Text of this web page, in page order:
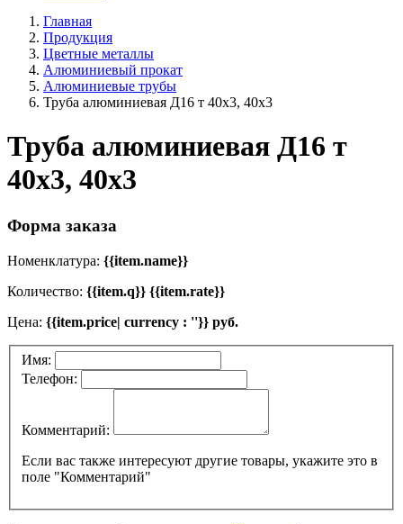
Главная
Продукция
Цветные металлы
Алюминиевый прокат
Алюминиевые трубы
Труба алюминиевая Д16 т 40х3, 40х3
Труба алюминиевая Д16 т
40х3, 40х3
Форма заказа
Номенклатура: {{item.name}}
Количество: {{item.q}} {{item.rate}}
Цена: {{item.price| currency : ''}} руб.
Имя:
Телефон:
Комментарий:
Если вас также интересуют другие товары, укажите это в
поле "Комментарий"